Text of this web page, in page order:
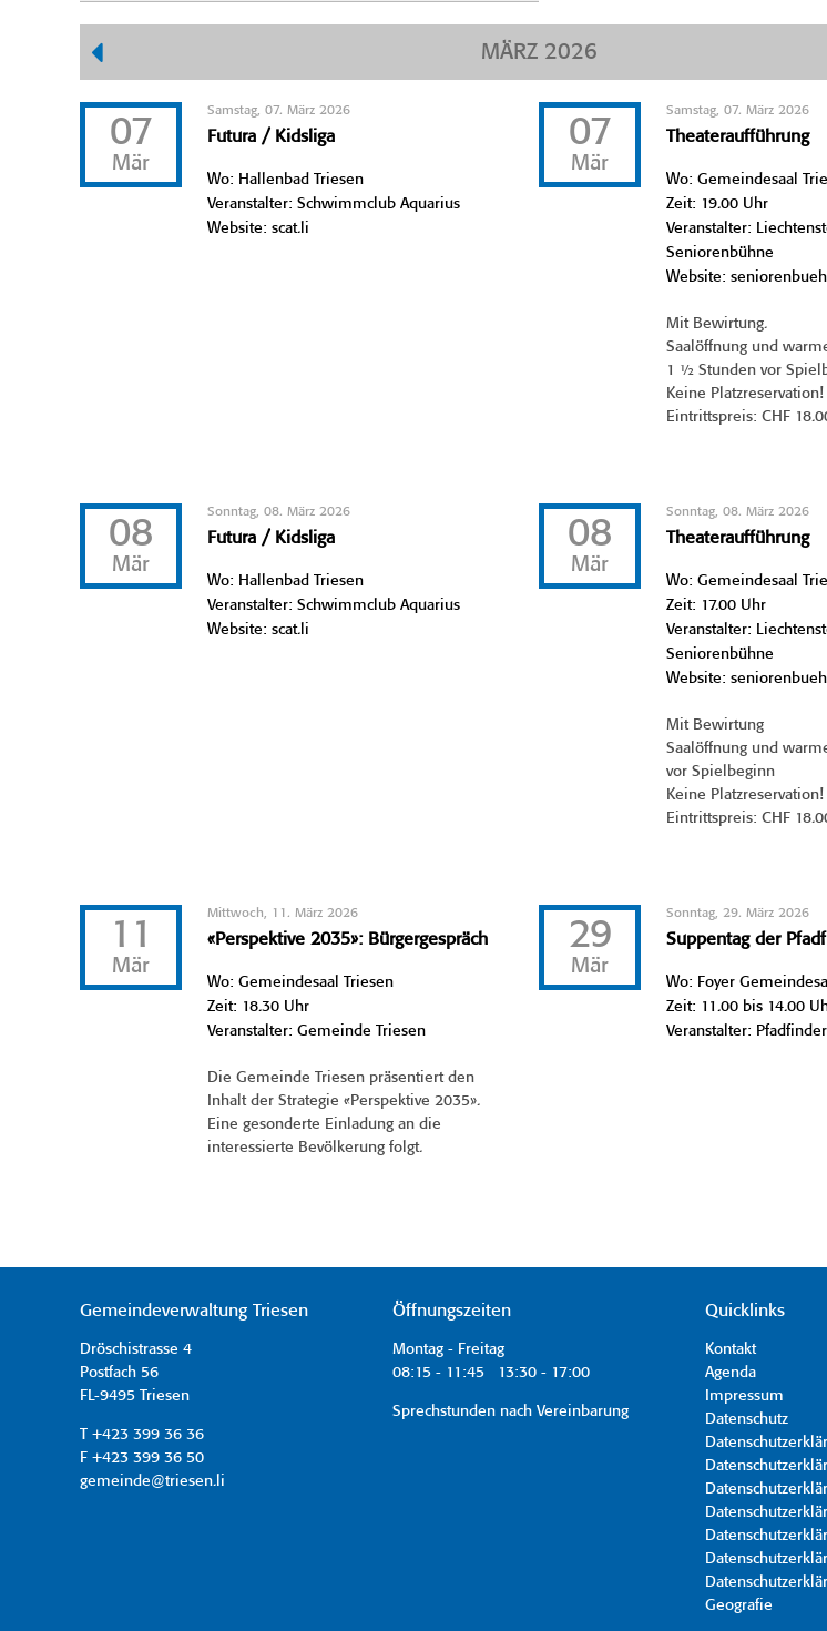
MÄRZ 2026
07
Mär
Samstag, 07. März 2026
Futura / Kidsliga
Wo: Hallenbad Triesen
Veranstalter: Schwimmclub Aquarius
Website: scat.li
07
Mär
Samstag, 07. März 2026
Theateraufführung
Wo: Gemeindesaal
Zeit: 19.00 Uhr
Veranstalter:
Seniorenbühne
Website:
Mit Bewirtung.
Saalöffnung und
1 ½ Stunden vor
Keine Platzreservation!
Eintrittspreis: CHF
08
Mär
Sonntag, 08. März 2026
Futura / Kidsliga
Wo: Hallenbad Triesen
Veranstalter: Schwimmclub Aquarius
Website: scat.li
08
Mär
Sonntag, 08. März 2026
Theateraufführung
Wo: Gemeindesaal
Zeit: 17.00 Uhr
Veranstalter:
Seniorenbühne
Website:
Mit Bewirtung
Saalöffnung und
vor Spielbeginn
Keine Platzreservation!
Eintrittspreis: CHF
11
Mär
Mittwoch, 11. März 2026
«Perspektive 2035»: Bürgergespräch
Wo: Gemeindesaal Triesen
Zeit: 18.30 Uhr
Veranstalter: Gemeinde Triesen
Die Gemeinde Triesen präsentiert den
Inhalt der Strategie «Perspektive 2035».
Eine gesonderte Einladung an die
interessierte Bevölkerung folgt.
29
Mär
Sonntag, 29. März 2026
Suppentag der
Wo: Foyer
Zeit: 11.00 bis 14.00
Veranstalter: Pfadfinder
Gemeindeverwaltung Triesen
Dröschistrasse 4
Postfach 56
FL-9495 Triesen
T +423 399 36 36
F +423 399 36 50
gemeinde@triesen.li
Öffnungszeiten
Montag - Freitag
08:15 - 11:45 13:30 - 17:00
Sprechstunden nach Vereinbarung
Quicklinks
Kontakt
Agenda
Impressum
Datenschutz
Geografie